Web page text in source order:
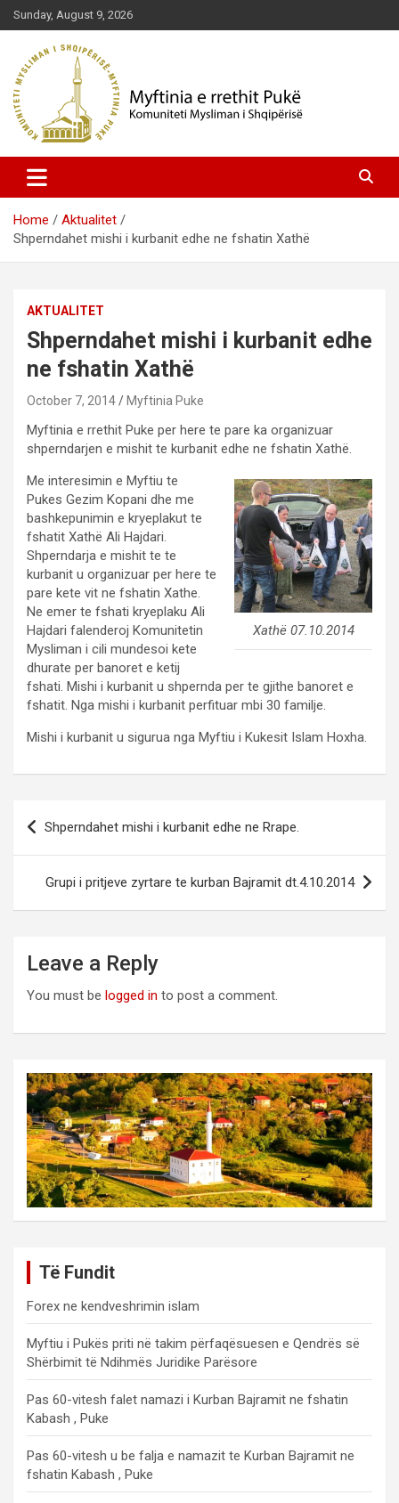
Skip
to
content
Sunday, August 9, 2026
Myftinia Pukë | Faqja Zyrtare
Home
Aktualitet
Shperndahet mishi i kurbanit edhe ne fshatin Xathë
AKTUALITET
Shperndahet mishi i kurbanit edhe
ne fshatin Xathë
October 7, 2014 Myftinia Puke
Myftinia e rrethit Puke per here te pare ka organizuar
shperndarjen e mishit te kurbanit edhe ne fshatin Xathë.
Xathë 07.10.2014
Me interesimin e Myftiu te
Pukes Gezim Kopani dhe me
bashkepunimin e kryeplakut te
fshatit Xathë Ali Hajdari.
Shperndarja e mishit te te
kurbanit u organizuar per here te
pare kete vit ne fshatin Xathe.
Ne emer te fshati kryeplaku Ali
Hajdari falenderoj Komunitetin
Mysliman i cili mundesoi kete
dhurate per banoret e ketij
fshati. Mishi i kurbanit u shpernda per te gjithe banoret e
fshatit. Nga mishi i kurbanit perfituar mbi 30 familje.
Mishi i kurbanit u sigurua nga Myftiu i Kukesit Islam Hoxha.
Post
navigation
Shperndahet mishi i kurbanit edhe ne Rrape.
Grupi i pritjeve zyrtare te kurban Bajramit dt.4.10.2014
Leave a Reply
You must be logged in to post a comment.
Të Fundit
Forex ne kendveshrimin islam
Myftiu i Pukës priti në takim përfaqësuesen e Qendrës së
Shërbimit të Ndihmës Juridike Parësore
Pas 60-vitesh falet namazi i Kurban Bajramit ne fshatin
Kabash , Puke
Pas 60-vitesh u be falja e namazit te Kurban Bajramit ne
fshatin Kabash , Puke